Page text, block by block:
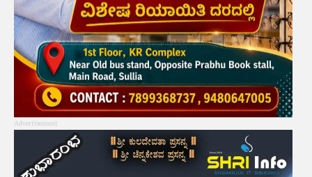
Advertisement